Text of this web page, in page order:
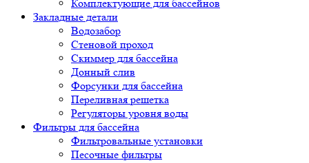
Комплектующие для бассейнов
Закладные детали
Водозабор
Стеновой проход
Скиммер для бассейна
Донный слив
Форсунки для бассейна
Переливная решетка
Регуляторы уровня воды
Фильтры для бассейна
Фильтровальные установки
Песочные фильтры